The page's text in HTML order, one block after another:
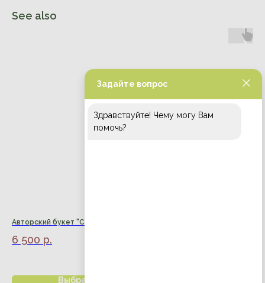
See also
Авторский букет "Сады Гласневин"
6 500 р.
Выбрать
Задайте вопрос
Здравствуйте! Чему могу Вам
помочь?